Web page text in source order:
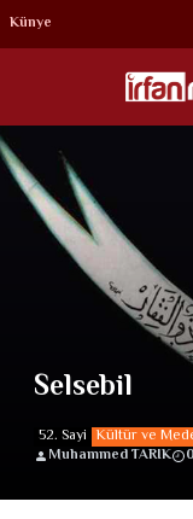
Künye
Selsebil
52. Sayi Kültür ve
Muhammed TARIK